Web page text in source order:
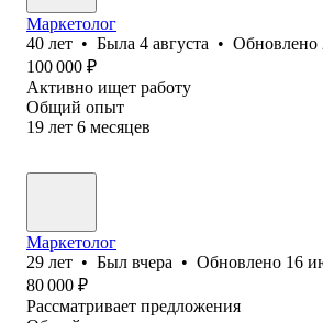
Маркетолог
40 лет • Была 4 августа • Обновлено
100 000 ₽
Активно ищет работу
Общий опыт
19 лет 6 месяцев
Маркетолог
29 лет • Был вчера • Обновлено 16
80 000 ₽
Рассматривает предложения